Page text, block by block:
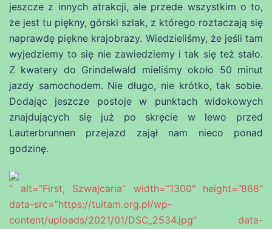
jeszcze z innych atrakcji, ale przede wszystkim o to,
że jest tu piękny, górski szlak, z którego roztaczają się
naprawdę piękne krajobrazy. Wiedzieliśmy, że jeśli tam
wyjedziemy to się nie zawiedziemy i tak się też stało.
Z kwatery do Grindelwald mieliśmy około 50 minut
jazdy samochodem. Nie długo, nie krótko, tak sobie.
Dodając jeszcze postoje w punktach widokowych
znajdujących się już po skręcie w lewo przed
Lauterbrunnen przejazd zajął nam nieco ponad
godzinę.
” alt=”First, Szwajcaria” width=”1300″ height=”868″
data-src=”https://tuitam.org.pl/wp-
content/uploads/2021/01/DSC_2534.jpg” data-